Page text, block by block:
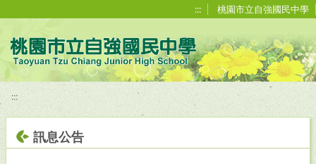
::: 桃園市立自強國民中學
:::
訊息公告